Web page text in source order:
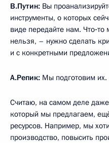
В.Путин: Вы
инструменты, о которых
виде передайте нам.
нельзя, – нужно сделать
и с конкретными
А.Репик: Мы подготовим их.
Считаю, на самом деле
который мы предлагаем,
ресурсов. Например, мы
производство, повысить